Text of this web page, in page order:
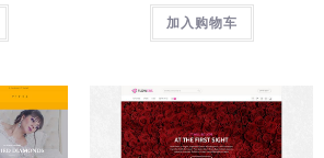
加入购物车